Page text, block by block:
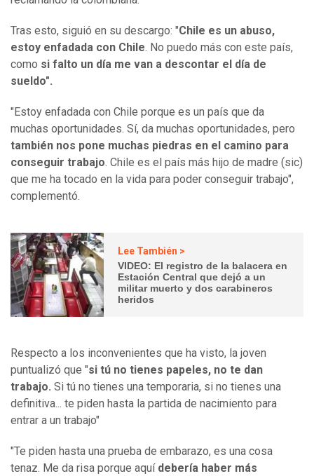
Tras esto, siguió en su descargo: "Chile es un abuso,
estoy enfadada con Chile. No puedo más con este país,
como si falto un día me van a descontar el día de
sueldo".
"Estoy enfadada con Chile porque es un país que da
muchas oportunidades. Sí, da muchas oportunidades, pero
también nos pone muchas piedras en el camino para
conseguir trabajo. Chile es el país más hijo de madre (sic)
que me ha tocado en la vida para poder conseguir trabajo",
complementó.
Lee También >
VIDEO: El registro de la balacera en
Estación Central que dejó a un
militar muerto y dos carabineros
heridos
Respecto a los inconvenientes que ha visto, la joven
puntualizó que "si tú no tienes papeles, no te dan
trabajo. Si tú no tienes una temporaria, si no tienes una
definitiva... te piden hasta la partida de nacimiento para
entrar a un trabajo"
"Te piden hasta una prueba de embarazo, es una cosa
tenaz. Me da risa porque aquí debería haber más